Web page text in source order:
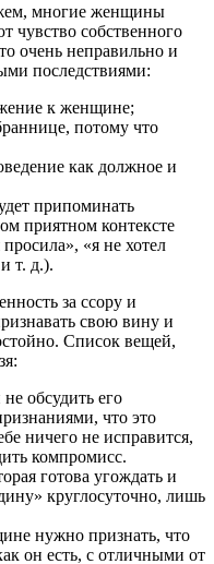
многие женщины
чувство собственного
очень неправильно и
последствиями:
к женщине;
потому что
как должное и
припоминать
приятном контексте
«я не хотел
т. д.).
за ссору и
свою вину и
Список вещей,
обсудить его
что это
ничего не исправится,
компромисс.
готова угождать и
круглосуточно, лишь
нужно признать, что
он есть, с отличными от